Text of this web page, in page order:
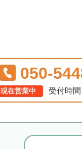
050-
現在営業中 受付時